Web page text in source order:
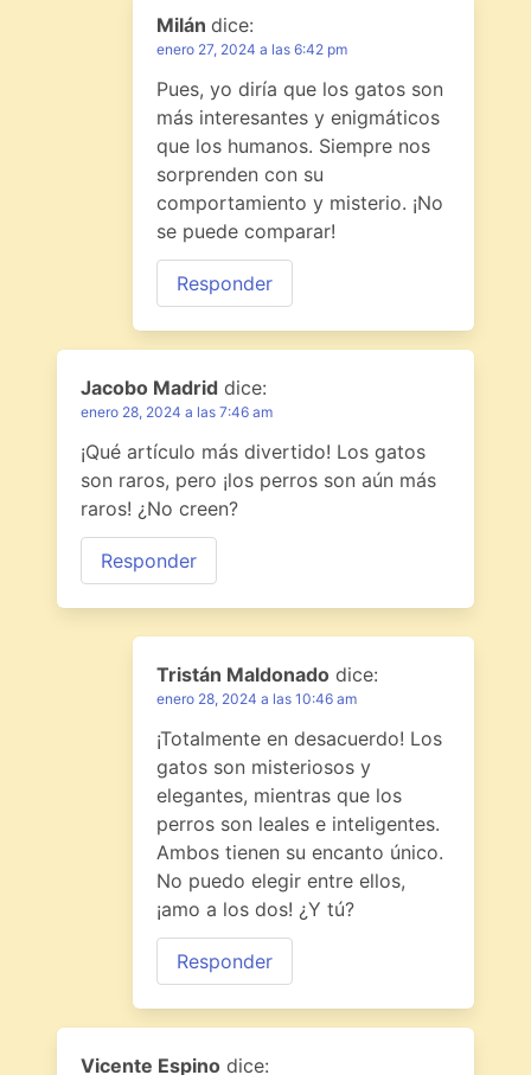
Milán dice:
enero 27, 2024 a las 6:42 pm
Pues, yo diría que los gatos son
más interesantes y enigmáticos
que los humanos. Siempre nos
sorprenden con su
comportamiento y misterio. ¡No
se puede comparar!
Responder
Jacobo Madrid dice:
enero 28, 2024 a las 7:46 am
¡Qué artículo más divertido! Los gatos
son raros, pero ¡los perros son aún más
raros! ¿No creen?
Responder
Tristán Maldonado dice:
enero 28, 2024 a las 10:46 am
¡Totalmente en desacuerdo! Los
gatos son misteriosos y
elegantes, mientras que los
perros son leales e inteligentes.
Ambos tienen su encanto único.
No puedo elegir entre ellos,
¡amo a los dos! ¿Y tú?
Responder
Vicente Espino dice: